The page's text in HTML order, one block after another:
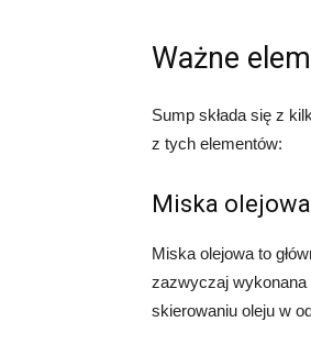
Ważne
Sump składa się z
z tych elementów:
Miska olejowa
Miska olejowa to
zazwyczaj wykonana
skierowaniu oleju w